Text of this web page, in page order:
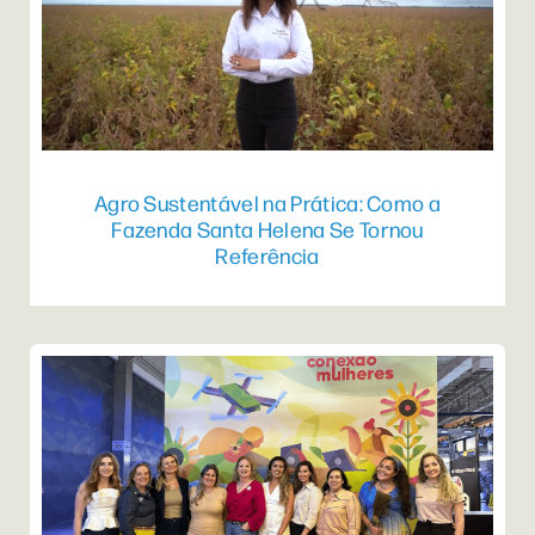
Agro Sustentável na Prática: Como a
Fazenda Santa Helena Se Tornou
Referência